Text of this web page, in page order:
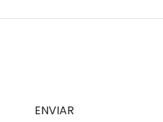
ENVIAR